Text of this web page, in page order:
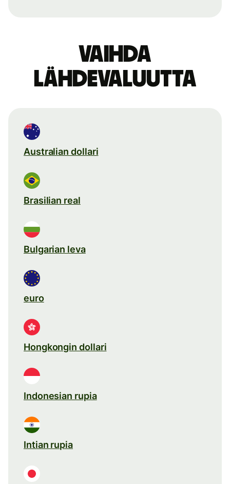
Vaihda
lähdevaluutta
Australian dollari
Brasilian real
Bulgarian leva
euro
Hongkongin dollari
Indonesian rupia
Intian rupia